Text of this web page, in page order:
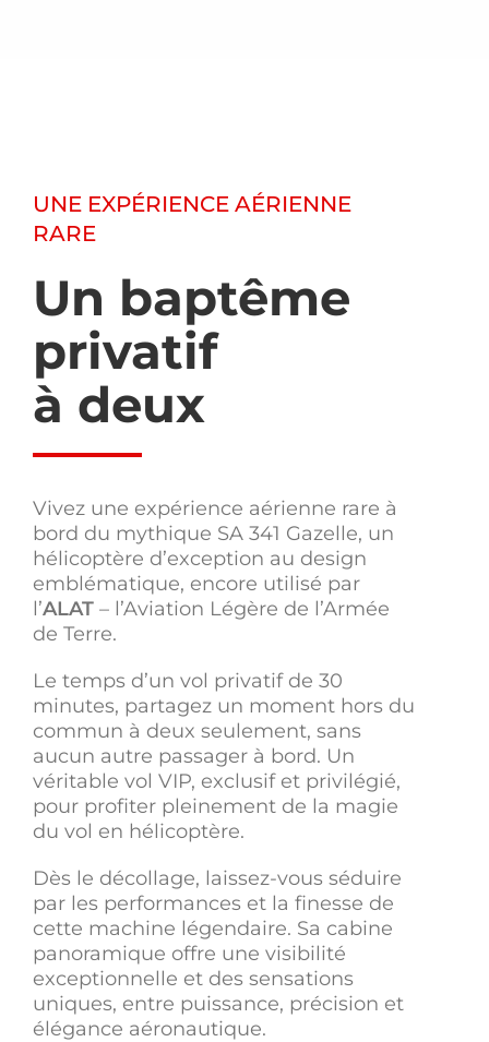
UNE EXPÉRIENCE AÉRIENNE
RARE
Un baptême
privatif
à deux
Vivez une expérience aérienne rare à
bord du mythique SA 341 Gazelle, un
hélicoptère d’exception au design
emblématique, encore utilisé par
l’ALAT– l’Aviation Légère de l’Armée
de Terre.
Le temps d’un vol privatif de 30
minutes, partagez un moment hors du
commun à deux seulement, sans
aucun autre passager à bord. Un
véritable vol VIP, exclusif et privilégié,
pour profiter pleinement de la magie
du vol en hélicoptère.
Dès le décollage, laissez-vous séduire
par les performances et la finesse de
cette machine légendaire. Sa cabine
panoramique offre une visibilité
exceptionnelle et des sensations
uniques, entre puissance, précision et
élégance aéronautique.